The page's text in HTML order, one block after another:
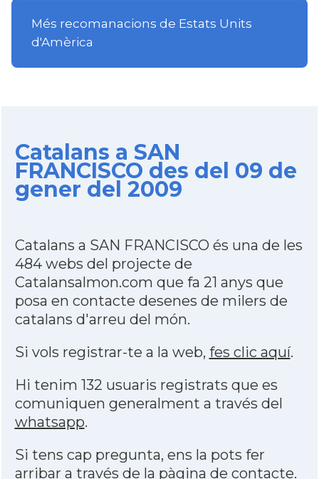
Més recomanacions de Estats Units
d'Amèrica
Catalans a SAN
FRANCISCO des del 09 de
gener del 2009
Catalans a SAN FRANCISCO és una de les
484 webs del projecte de
Catalansalmon.com que fa 21 anys que
posa en contacte desenes de milers de
catalans d'arreu del món.
Si vols registrar-te a la web, fes clic aquí.
Hi tenim 132 usuaris registrats que es
comuniquen generalment a través del
whatsapp.
Si tens cap pregunta, ens la pots fer
arribar a través de la pàgina de contacte.